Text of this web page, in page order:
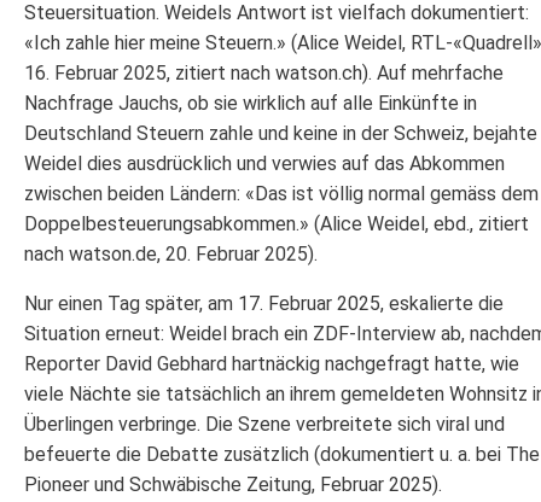
Steuersituation. Weidels Antwort ist vielfach dokumentiert:
«Ich zahle hier meine Steuern.» (Alice Weidel, RTL-
16. Februar 2025, zitiert nach watson.ch). Auf mehrfache
Nachfrage Jauchs, ob sie wirklich auf alle Einkünfte in
Deutschland Steuern zahle und keine in der Schweiz, bejahte
Weidel dies ausdrücklich und verwies auf das Abkommen
zwischen beiden Ländern: «Das ist völlig normal gemäss dem
Doppelbesteuerungsabkommen.» (Alice Weidel, ebd., zitiert
nach watson.de, 20. Februar 2025).
Nur einen Tag später, am 17. Februar 2025, eskalierte die
Situation erneut: Weidel brach ein ZDF-Interview ab,
Reporter David Gebhard hartnäckig nachgefragt hatte, wie
viele Nächte sie tatsächlich an ihrem gemeldeten Wohnsitz
Überlingen verbringe. Die Szene verbreitete sich viral und
befeuerte die Debatte zusätzlich (dokumentiert u. a. bei The
Pioneer und Schwäbische Zeitung, Februar 2025).